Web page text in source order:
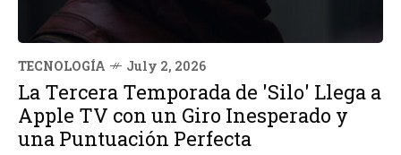
TECNOLOGÍA July 2, 2026
La Tercera Temporada de 'Silo' Llega a
Apple TV con un Giro Inesperado y
una Puntuación Perfecta